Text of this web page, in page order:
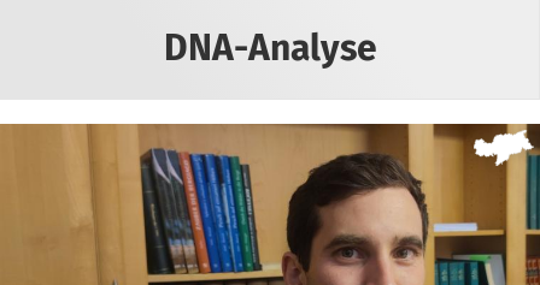
DNA-Analyse